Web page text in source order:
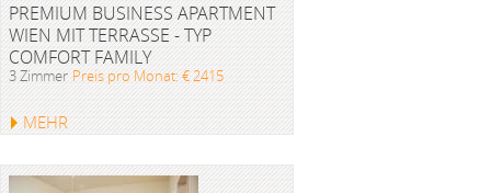
PREMIUM BUSINESS APARTMENT
WIEN MIT TERRASSE - TYP
COMFORT FAMILY
3 Zimmer Preis pro Monat: € 2415
MEHR